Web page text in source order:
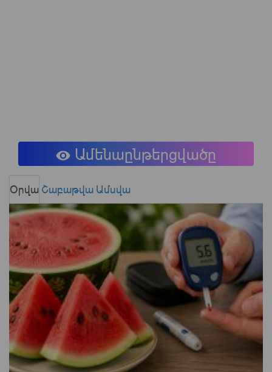
Ամենաընթերցվածը
Օրվա Շաբաթվա Ամսվա